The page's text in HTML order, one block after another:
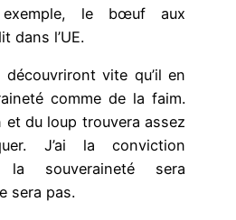
exemple, le bœuf aux
dans l’UE.
découvriront vite qu’il en
comme de la faim.
et du loup trouvera assez
J’ai la conviction
souveraineté sera
sera pas.